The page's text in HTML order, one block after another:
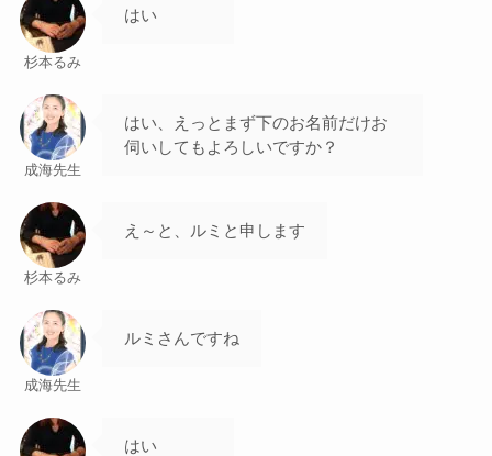
杉本るみ
はい
成海先生
はい、えっとまず下のお名前だけお
伺いしてもよろしいですか？
杉本るみ
え～と、ルミと申します
成海先生
ルミさんですね
はい